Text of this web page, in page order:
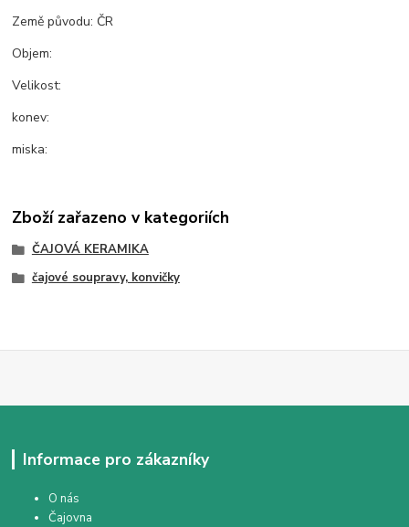
Země původu: ČR
Objem:
Velikost:
konev:
miska:
Zboží zařazeno v kategoriích
ČAJOVÁ KERAMIKA
čajové soupravy, konvičky
Informace pro zákazníky
O nás
Čajovna